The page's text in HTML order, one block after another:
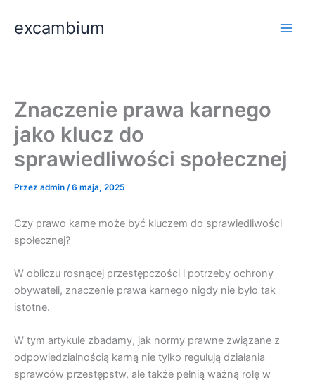
excambium
Znaczenie prawa karnego
jako klucz do
sprawiedliwości społecznej
Przez admin /6 maja, 2025
Czy prawo karne może być kluczem do sprawiedliwości
społecznej?
W obliczu rosnącej przestępczości i potrzeby ochrony
obywateli, znaczenie prawa karnego nigdy nie było tak
istotne.
W tym artykule zbadamy, jak normy prawne związane z
odpowiedzialnością karną nie tylko regulują działania
sprawców przestępstw, ale także pełnią ważną rolę w